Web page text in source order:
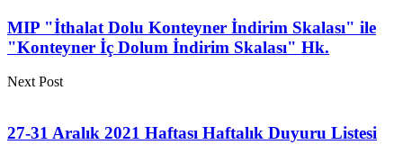
MIP "İthalat Dolu Konteyner İndirim Skalası" ile
"Konteyner İç Dolum İndirim Skalası" Hk.
Next Post
27-31 Aralık 2021 Haftası Haftalık Duyuru Listesi